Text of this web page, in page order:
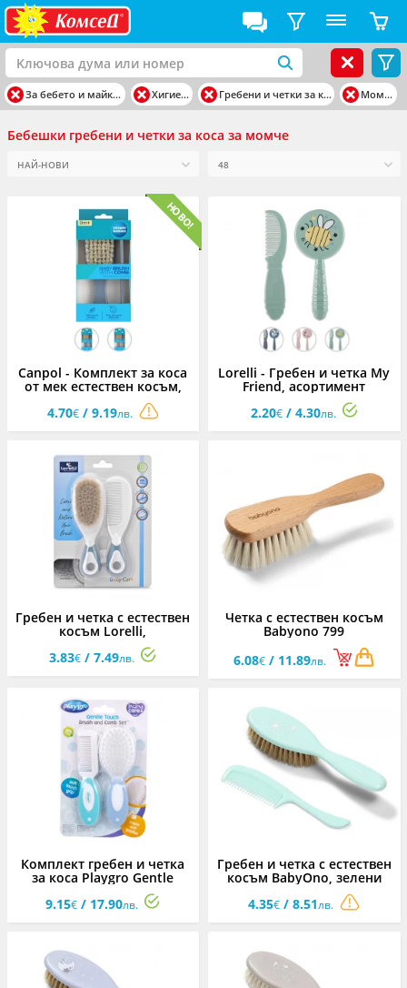
За бебето и майката Хигиена Гребени и четки за коса Момче
Бебешки гребени и четки за коса за момче
Canpol - Комплект за коса
от мек естествен косъм,
4.70€/ 9.19лв.
Lorelli - Гребен и четка My
Friend, асортимент
2.20€/ 4.30лв.
Гребен и четка с естествен
косъм Lorelli,
Moonligt Blue
3.83€ / 7.49лв.
Четка с естествен косъм
Babyono 799
6.08€ / 11.89лв.
Комплект гребен и четка
за коса Playgro Gentle
9.15€ / 17.90лв.
Гребен и четка с естествен
косъм BabyOno, зелени
4.35€ / 8.51лв.